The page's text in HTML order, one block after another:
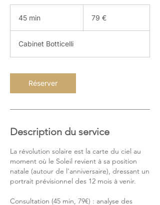
45 min
i
n
79 €
Cabinet Botticelli
Réserver
Description du service
La révolution solaire est la carte du ciel au
moment où le Soleil revient à sa position
natale (autour de l'anniversaire), dressant un
portrait prévisionnel des 12 mois à venir.
Consultation (45 min, 79€) : analyse des